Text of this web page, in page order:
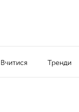
Вчитися Тренди